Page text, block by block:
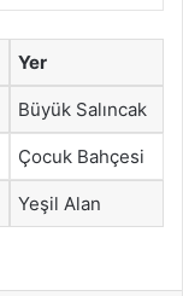
Yer
Büyük Salıncak
Çocuk Bahçesi
Yeşil Alan